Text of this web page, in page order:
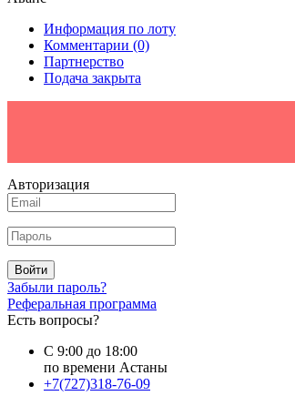
Информация по лоту
Комментарии (0)
Партнерство
Подача закрыта
Авторизация
Войти
Забыли пароль?
Реферальная программа
Есть вопросы?
С 9:00 до 18:00
по времени Астаны
+7(727)318-76-09